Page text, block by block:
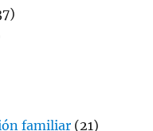
familiar (21)